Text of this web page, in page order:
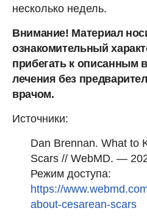
несколько недель.
Внимание! Материал
ознакомительный
прибегать к описанным
лечения без
врачом.
Источники:
Dan Brennan. What to
Scars // WebMD. —
Режим доступа:
https://
about-cesarean-scars